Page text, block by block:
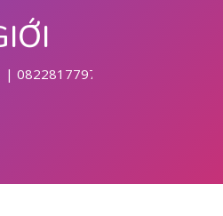
| 082281779727 TEMPAT ABORSI